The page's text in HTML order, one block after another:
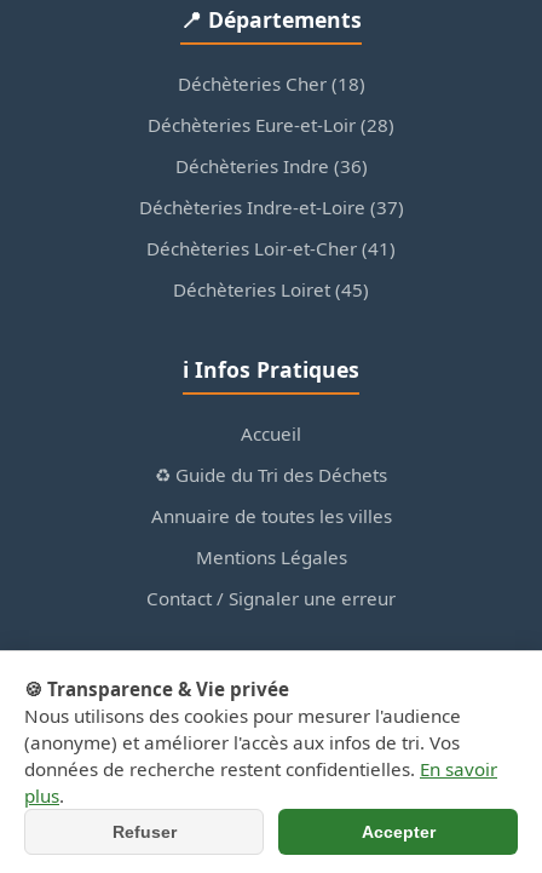
📍 Départements
Déchèteries Cher (18)
Déchèteries Eure-et-Loir (28)
Déchèteries Indre (36)
Déchèteries Indre-et-Loire (37)
Déchèteries Loir-et-Cher (41)
Déchèteries Loiret (45)
ℹ️ Infos Pratiques
Accueil
♻️ Guide du Tri des Déchets
Annuaire de toutes les villes
Mentions Légales
Contact / Signaler une erreur
© 2026 PortailDesDechetsEnRegionCentre.fr — Site
d'information privé, non affilié aux collectivités.
🍪 Transparence & Vie privée
Nous utilisons des cookies pour mesurer l'audience
(anonyme) et améliorer l'accès aux infos de tri. Vos
données de recherche restent confidentielles. En savoir
plus.
Refuser Accepter
📞 Appeler 📍 Y aller (GPS)